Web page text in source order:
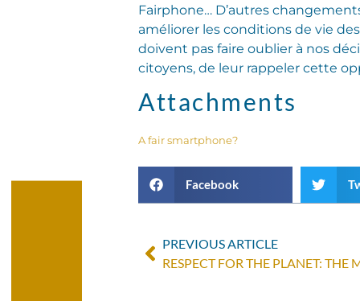
Fairphone… D’autres
améliorer les conditions de vie
doivent pas faire oublier à nos
citoyens, de leur rappeler cette
Attachments
A fair smartphone?
Facebook
PREVIOUS ARTICLE